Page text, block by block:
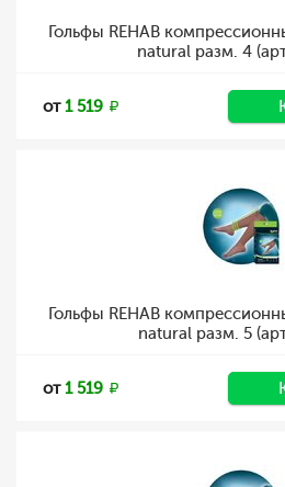
Гольфы REHAB
natural разм. 4
от1 519
Гольфы REHAB
natural разм. 5
от1 519